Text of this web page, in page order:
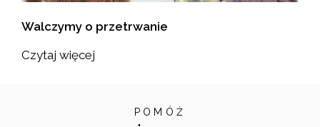
Walczymy o przetrwanie
Czytaj więcej
POMÓŻ